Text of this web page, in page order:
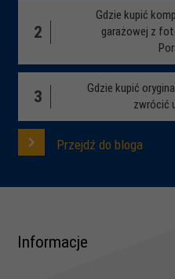
2
Gdzie kupić
garażowej z
3
Gdzie kupić
zwrócić
Przejdź do bloga
Informacje